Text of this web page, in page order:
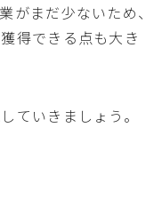
がまだ少ないため、
得できる点も大き
ていきましょう。